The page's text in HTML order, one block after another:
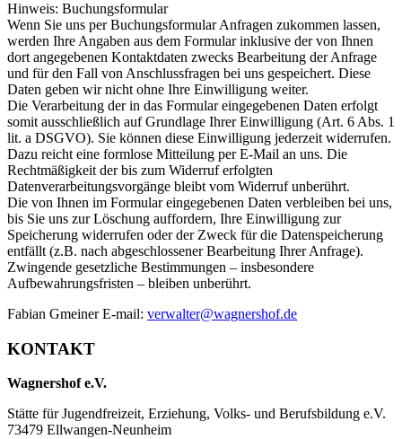
Hinweis: Buchungsformular
Wenn Sie uns per Buchungsformular Anfragen zukommen lassen,
werden Ihre Angaben aus dem Formular inklusive der von Ihnen
dort angegebenen Kontaktdaten zwecks Bearbeitung der Anfrage
und für den Fall von Anschlussfragen bei uns gespeichert. Diese
Daten geben wir nicht ohne Ihre Einwilligung weiter.
Die Verarbeitung der in das Formular eingegebenen Daten erfolgt
somit ausschließlich auf Grundlage Ihrer Einwilligung (Art. 6 Abs. 1
lit. a DSGVO). Sie können diese Einwilligung jederzeit widerrufen.
Dazu reicht eine formlose Mitteilung per E-Mail an uns. Die
Rechtmäßigkeit der bis zum Widerruf erfolgten
Datenverarbeitungsvorgänge bleibt vom Widerruf unberührt.
Die von Ihnen im Formular eingegebenen Daten verbleiben bei uns,
bis Sie uns zur Löschung auffordern, Ihre Einwilligung zur
Speicherung widerrufen oder der Zweck für die Datenspeicherung
entfällt (z.B. nach abgeschlossener Bearbeitung Ihrer Anfrage).
Zwingende gesetzliche Bestimmungen – insbesondere
Aufbewahrungsfristen – bleiben unberührt.
Fabian Gmeiner E-mail: verwalter@wagnershof.de
KONTAKT
Wagnershof e.V.
Stätte für Jugendfreizeit, Erziehung, Volks- und Berufsbildung e.V.
73479 Ellwangen-Neunheim